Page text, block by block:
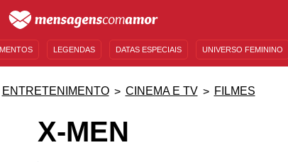
LEGENDAS DATAS ESPECIAIS UNIVERSO FEMININO
ENTRETENIMENTO CINEMA E TV FILMES
X-MEN